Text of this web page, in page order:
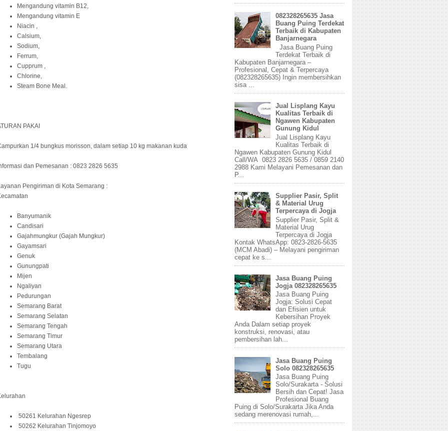
Mengandung vitamin B12,
Mengandung vitamin E
Niacin ,
Calsium,
Sodium,
Ferrum,
Cupprum ,
Chlorine,
Steam Bone Meal.
PAKAI
1/4 bungkus morisson, dalam setiap 10 kg makanan kuda
dan Pemesanan : 0823 2826 5635
Pengiriman di Kota Semarang :
Banyumanik
Candisari
Gajahmungkur (Gajah Mungkur)
Gayamsari
Genuk
Gunungpati
Mijen
Ngaliyan
Pedurungan
Semarang Barat
Semarang Selatan
Semarang Tengah
Semarang Timur
Semarang Utara
Tembalang
Tugu
50261 Kelurahan Ngesrep
50262 Kelurahan Tinjomoyo
082328265635 Jasa
Buang Puing Terdekat
Terbaik di Kabupaten
Banjarnegara
Jasa Buang Puing
Terdekat Terbaik di
Kabupaten Banjarnegara –
Profesional, Cepat & Terpercaya
(082328265635) Ingin membersihkan
sisa ...
Jual Lisplang Kayu
Kualitas Terbaik di
Ngawen Kabupaten
Gunung Kidul
Jual Lisplang Kayu
Kualitas Terbaik di
Ngawen Kabupaten Gunung Kidul
Call/WA 0823 2826 5635 / 0859 2140
2988 Kami Melayani Pemesanan dan
P...
Supplier Pasir, Split
& Material Urug
Terpercaya di Jogja
Supplier Pasir, Split &
Material Urug
Terpercaya di Jogja
Kontak WhatsApp: 0823-2826-5635
(MCM Abadi) – Melayani pengiriman
cepat ke s...
Jasa Buang Puing
Jogja 082328265635
Jasa Buang Puing
Jogja: Solusi Cepat
dan Efisien untuk
Kebersihan Proyek
Anda Dalam setiap proyek
konstruksi, renovasi, atau
pembersihan lah...
Jasa Buang Puing
Solo 082328265635
Jasa Buang Puing
Solo/Surakarta - Solusi
Bersih dan Cepat! Jasa
Profesional Buang
Puing di Solo/Surakarta Jika Anda
sedang merenovasi rumah,...